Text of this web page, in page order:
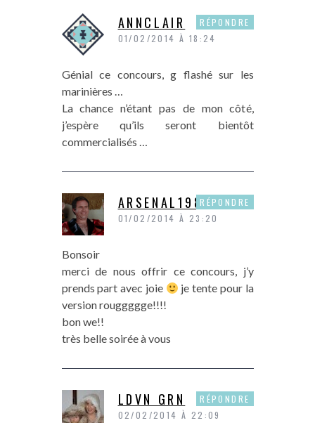
ANNCLAIR
01/02/2014 À 18:24
Génial ce concours, g flashé sur les
marinières …
La chance n’étant pas de mon côté,
j’espère qu’ils seront bientôt
commercialisés …
RÉPONDRE
ARSENAL1981
01/02/2014 À 23:20
Bonsoir
merci de nous offrir ce concours, j’y
prends part avec joie
je tente pour la
version rouggggge!!!!
bon we!!
très belle soirée à vous
RÉPONDRE
LDVN GRN
02/02/2014 À 22:09
RÉPONDRE